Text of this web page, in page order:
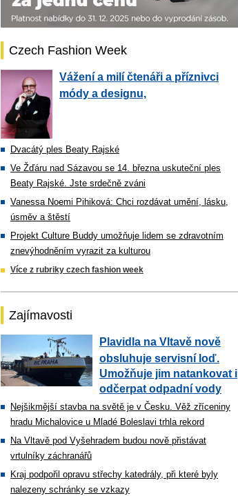
Czech Fashion Week
Vážení a milí čtenáři a příznivci
módy a designu,
Dvacátý ples Beaty Rajské
Ve Žďáru nad Sázavou se 14. března uskuteční ples
Beaty Rajské. Jste srdečně zváni
Vanessa Noemi Pihiková: Chci rozdávat umění, lásku,
úsměv a štěstí
Projekt Culture Buddy umožňuje lidem se zdravotním
znevýhodněním vyrazit za kulturou
Více z rubriky czech fashion week
Zajímavosti
Plavidla na Vltavě nově
obsluhuje servisní loď.
Umožňuje jim natankovat i
odčerpat odpadní vody
Nejšikmější stavba na světě je v Česku. Věž zříceniny
hradu Michalovice u Mladé Boleslavi trhla rekord
Na Vltavě pod Vyšehradem budou nově přistávat
vrtulníky záchranářů
Kraj podpořil opravu střechy katedrály, při které byly
nalezeny schránky se vzkazy